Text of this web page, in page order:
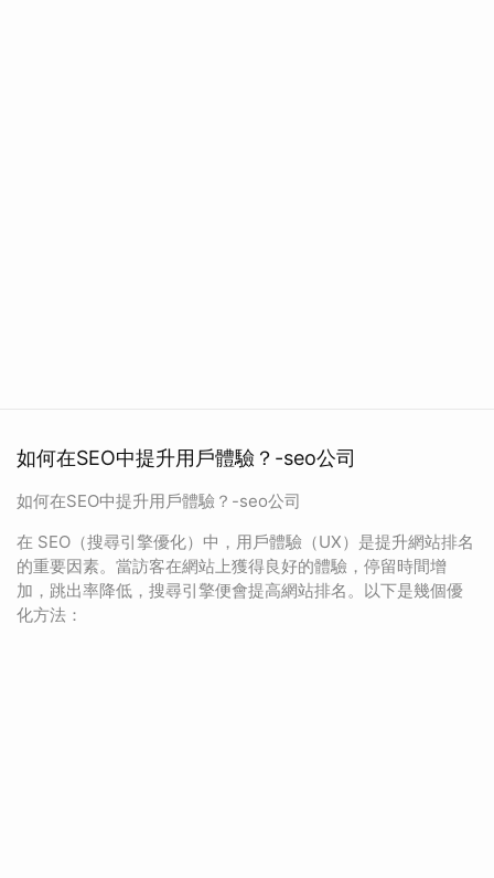
如何在SEO中提升用戶體驗？-seo公司
如何在SEO中提升用戶體驗？-seo公司
在 SEO（搜尋引擎優化）中，用戶體驗（UX）是提升網站排名
的重要因素。當訪客在網站上獲得良好的體驗，停留時間增
加，跳出率降低，搜尋引擎便會提高網站排名。以下是幾個優
化方法：